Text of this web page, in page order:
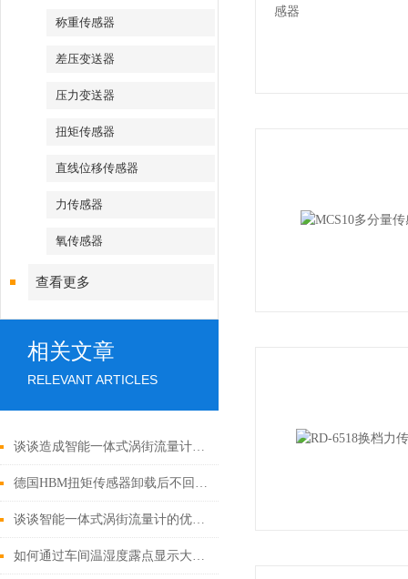
称重传感器
差压变送器
压力变送器
扭矩传感器
直线位移传感器
力传感器
氧传感器
查看更多
相关文章
RELEVANT ARTICLES
谈谈造成智能一体式涡街流量计计量精度降低的原因及解决方法
德国HBM扭矩传感器卸载后不回零的原因
谈谈智能一体式涡街流量计的优点与局限性
如何通过车间温湿度露点显示大屏提高工作舒适度？